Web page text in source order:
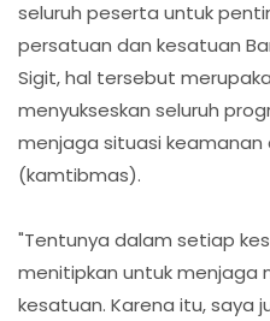
seluruh peserta untuk
persatuan dan kesatuan
Sigit, hal tersebut
menyukseskan seluruh
menjaga situasi
(kamtibmas).
"Tentunya dalam setiap
menitipkan untuk menjaga
kesatuan. Karena itu, saya